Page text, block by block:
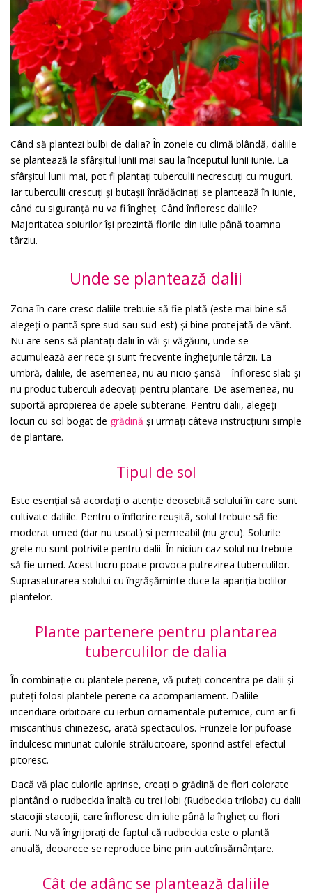
Când să plantezi bulbi de dalia? În zonele cu climă blândă, daliile
se plantează la sfârșitul lunii mai sau la începutul lunii iunie. La
sfârșitul lunii mai, pot fi plantați tuberculii necrescuți cu muguri.
Iar tuberculii crescuți și butașii înrădăcinați se plantează în iunie,
când cu siguranță nu va fi îngheț. Când înfloresc daliile?
Majoritatea soiurilor își prezintă florile din iulie până toamna
târziu.
Unde se plantează dalii
Zona în care cresc daliile trebuie să fie plată (este mai bine să
alegeți o pantă spre sud sau sud-est) și bine protejată de vânt.
Nu are sens să plantați dalii în văi și văgăuni, unde se
acumulează aer rece și sunt frecvente înghețurile târzii. La
umbră, daliile, de asemenea, nu au nicio șansă – înfloresc slab și
nu produc tuberculi adecvați pentru plantare. De asemenea, nu
suportă apropierea de apele subterane. Pentru dalii, alegeți
locuri cu sol bogat de grădină și urmați câteva instrucțiuni simple
de plantare.
Tipul de sol
Este esențial să acordați o atenție deosebită solului în care sunt
cultivate daliile. Pentru o înflorire reușită, solul trebuie să fie
moderat umed (dar nu uscat) și permeabil (nu greu). Solurile
grele nu sunt potrivite pentru dalii. În niciun caz solul nu trebuie
să fie umed. Acest lucru poate provoca putrezirea tuberculilor.
Suprasaturarea solului cu îngrășăminte duce la apariția bolilor
plantelor.
Plante partenere pentru plantarea
tuberculilor de dalia
În combinație cu plantele perene, vă puteți concentra pe dalii și
puteți folosi plantele perene ca acompaniament. Daliile
incendiare orbitoare cu ierburi ornamentale puternice, cum ar fi
miscanthus chinezesc, arată spectaculos. Frunzele lor pufoase
îndulcesc minunat culorile strălucitoare, sporind astfel efectul
pitoresc.
Dacă vă plac culorile aprinse, creați o grădină de flori colorate
plantând o rudbeckia înaltă cu trei lobi (Rudbeckia triloba) cu dalii
stacojii stacojii, care înfloresc din iulie până la îngheț cu flori
aurii. Nu vă îngrijorați de faptul că rudbeckia este o plantă
anuală, deoarece se reproduce bine prin autoînsămânțare.
Cât de adânc se plantează daliile